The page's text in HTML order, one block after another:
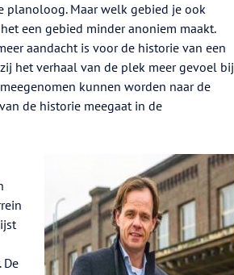
planoloog. Maar welk gebied je ook
een gebied minder anoniem maakt.
aandacht is voor de historie van een
het verhaal van de plek meer gevoel bij
kunnen worden naar de
de historie meegaat in de